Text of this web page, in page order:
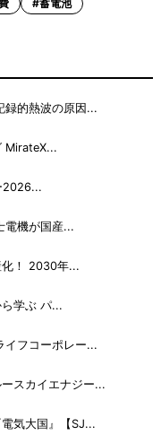
#蓄電池
録的熱波の原因...
MirateX...
2026...
電機が国産...
化！ 2030年...
学ぶ パ...
イフコーポレー...
スカイエナジー...
気大国』【SJ...